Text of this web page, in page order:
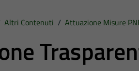
Altri Contenuti / Attuazione Misure